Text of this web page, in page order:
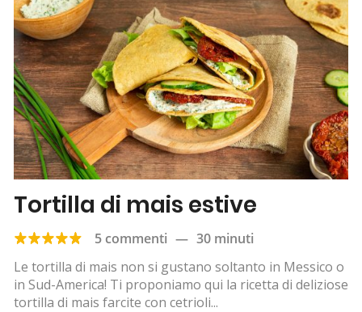
Tortilla di mais estive
5 commenti — 30 minuti
Le tortilla di mais non si gustano soltanto in Messico o
in Sud-America! Ti proponiamo qui la ricetta di deliziose
tortilla di mais farcite con cetrioli...